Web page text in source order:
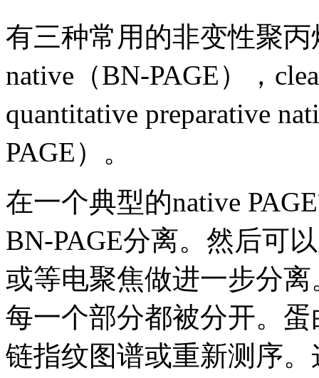
有三种常用的非变性聚
native（BN-PAGE），
quantitative preparative
PAGE）。
在一个典型的native
BN-PAGE分离。然后可
或等电聚焦做进一步分
每一个部分都被分开。
链指纹图谱或重新测序